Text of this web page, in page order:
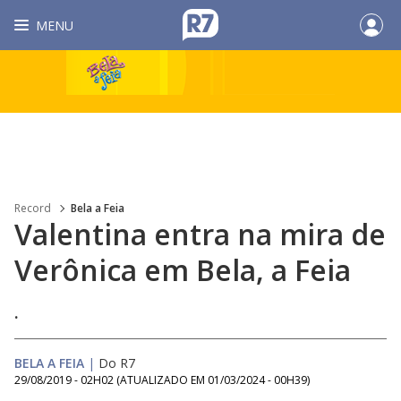
MENU
Record Bela a Feia
Valentina entra na mira de
Verônica em Bela, a Feia
.
BELA A FEIA | Do R7
29/08/2019 - 02H02 (ATUALIZADO EM 01/03/2024 - 00H39)